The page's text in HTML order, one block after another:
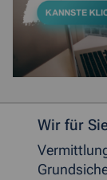
Wir für